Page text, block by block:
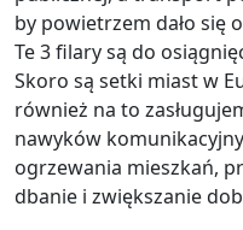
by powietrzem dało się
Te 3 filary są do
Skoro są setki miast w
również na to
nawyków
ogrzewania mieszkań,
dbanie i zwiększanie